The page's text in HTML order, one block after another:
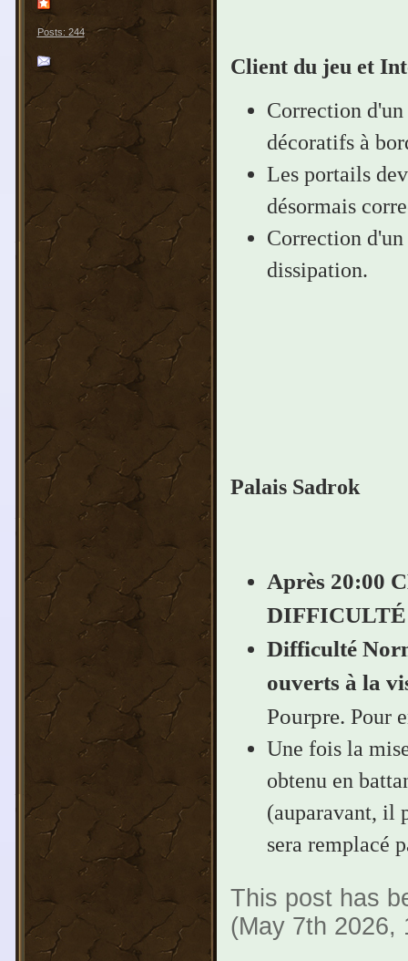
Posts: 244
Client du jeu et
Correction
décoratifs à
Les portails
désormais
Correction
dissipation.
Palais Sadrok
Après 20:00
Difficulté
ouverts à la
Pourpre. Pour
Une fois la
obtenu en
(auparavant, il
sera remplacé
This post has
(May 7th 2026,